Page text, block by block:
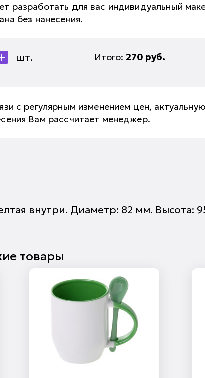
разработать для вас индивидуальный
без нанесения.
шт. Итого: 270 руб.
с регулярным изменением цен,
Вам рассчитает менеджер.
внутри. Диаметр: 82 мм. Высота:
товары